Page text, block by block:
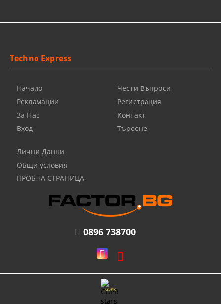
0896 738700
Techno Express
Начало
Рекламации
За Нас
Вход
Чести Въпроси
Регистрация
Контакт
Търсене
Лични Данни
ОБщи условия
ПРОБНА СТРАНИЦА
GDPR